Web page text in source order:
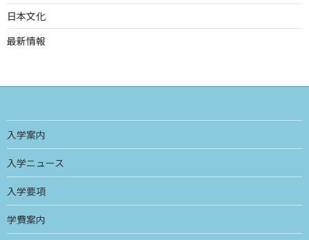
日本文化
最新情報
入学案内
入学ニュース
入学要項
学費案内